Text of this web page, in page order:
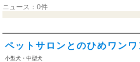
ニュース：0件
ペットサロンとのひめワンワ
小型犬・中型犬